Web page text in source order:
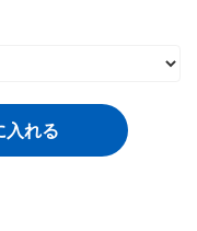
入れる